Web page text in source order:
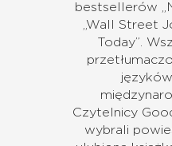
bestsellerów
„Wall Street
Today”.
Czytelnicy
wybrali